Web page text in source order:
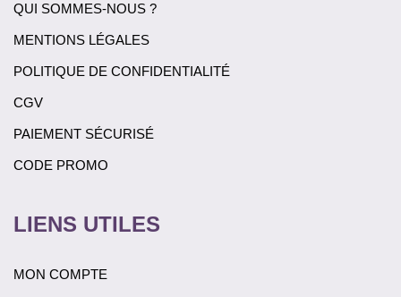
QUI SOMMES-NOUS ?
MENTIONS LÉGALES
POLITIQUE DE CONFIDENTIALITÉ
CGV
PAIEMENT SÉCURISÉ
CODE PROMO
LIENS UTILES
MON COMPTE